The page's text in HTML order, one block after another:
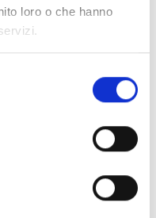
loro o che hanno